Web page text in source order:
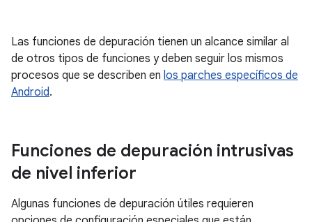
Las funciones de depuración tienen un alcance similar al
de otros tipos de funciones y deben seguir los mismos
procesos que se describen en los parches específicos de
Android.
Funciones de depuración intrusivas
de nivel inferior
Algunas funciones de depuración útiles requieren